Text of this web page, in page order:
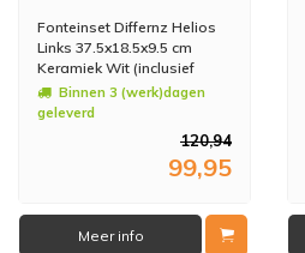
Fonteinset Differnz Helios
Links 37.5x18.5x9.5 cm
Keramiek Wit (inclusief
kraan sifon en afvoer)
Binnen 3 (werk)dagen
geleverd
120,94
99,95
Meer info